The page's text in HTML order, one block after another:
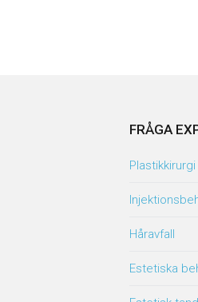
FRÅGA
Plastikkirurgi
Håravfall
Estetiska